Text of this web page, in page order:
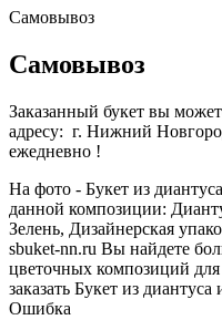
Самовывоз
Самовывоз
Заказанный букет вы
адресу: г. Нижний
ежедневно !
На фото - Букет из
данной композиции:
Зелень, Дизайнерская
sbuket-nn.ru Вы найдете
цветочных композиций
заказать Букет из
Ошибка